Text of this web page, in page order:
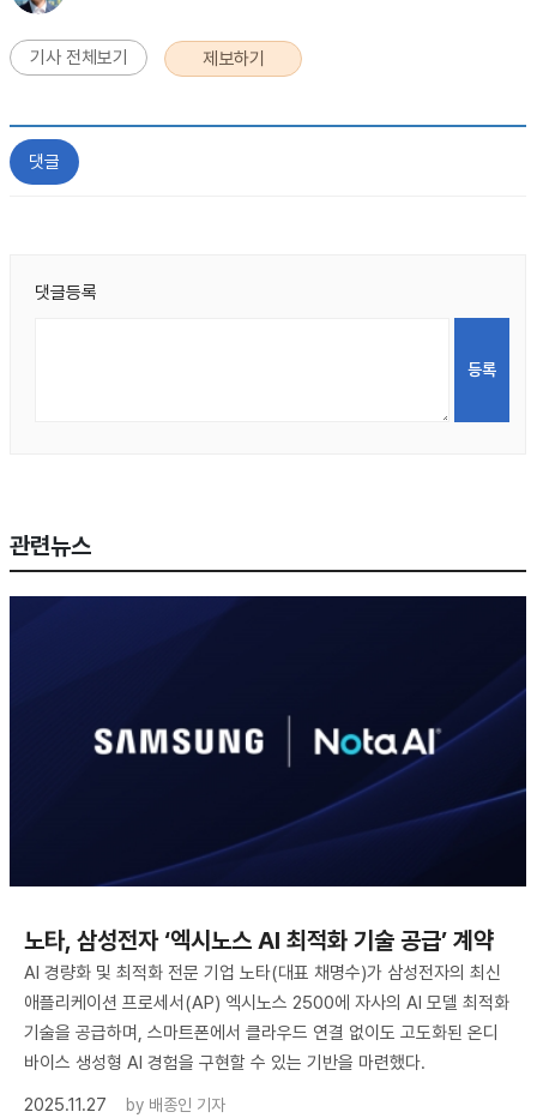
기사 전체보기 제보하기
댓글
댓글등록
관련뉴스
노타, 삼성전자 ‘엑시노스 AI 최적화 기술 공급’ 계약
AI 경량화 및 최적화 전문 기업 노타(대표 채명수)가 삼성전자의 최신
애플리케이션 프로세서(AP) 엑시노스 2500에 자사의 AI 모델 최적화
기술을 공급하며, 스마트폰에서 클라우드 연결 없이도 고도화된 온디
바이스 생성형 AI 경험을 구현할 수 있는 기반을 마련했다.
2025.11.27
by 배종인 기자